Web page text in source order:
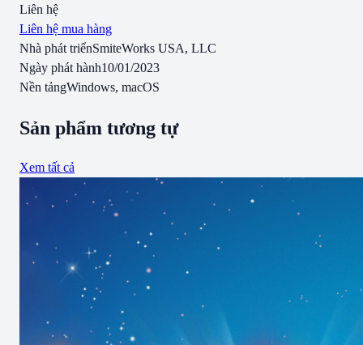
Liên hệ
Liên hệ mua hàng
Nhà phát triểnSmiteWorks USA, LLC
Ngày phát hành10/01/2023
Nền tảngWindows, macOS
Sản phẩm tương tự
Xem tất cả